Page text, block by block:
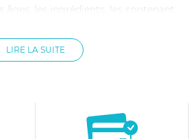
âges, les ingrédients, les contenant…
de l'alimentation de bébé. Pour la
ustensiles de cuisine ou les plats
LIRE LA SUITE